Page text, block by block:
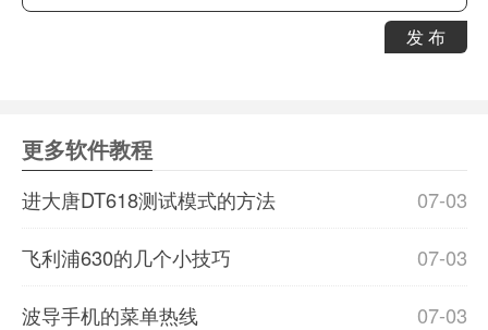
发 布
更多软件教程
07-03
进大唐DT618测试模式的方法
07-03
飞利浦630的几个小技巧
07-03
波导手机的菜单热线